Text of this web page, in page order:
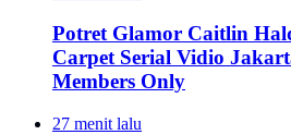
Potret Glamor Caitlin
Carpet Serial Vidio
Members Only
27 menit lalu